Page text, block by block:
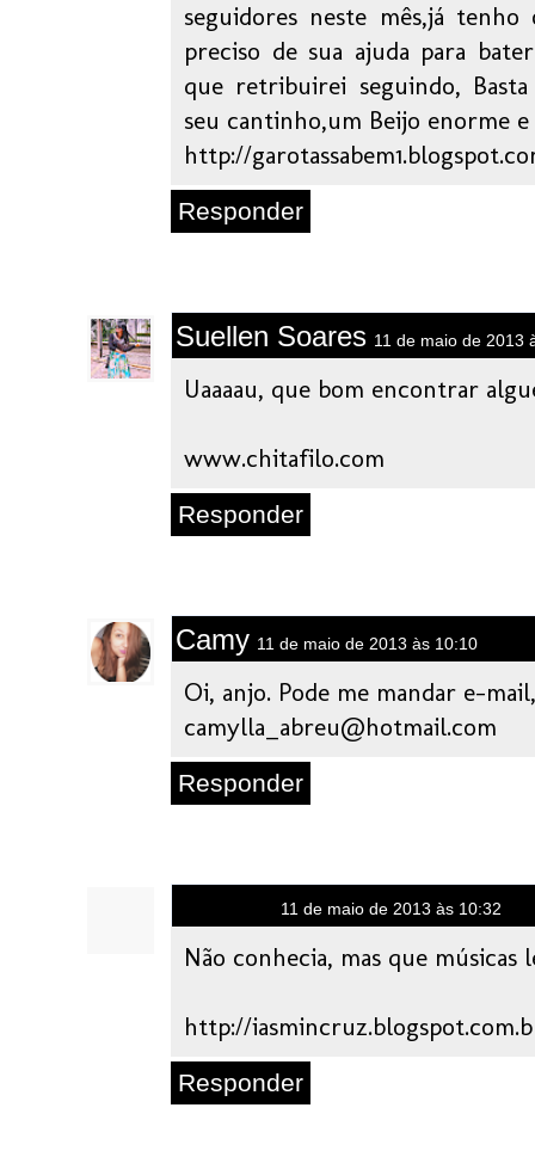
seguidores neste mês,já
preciso de sua ajuda para
que retribuirei seguindo,
seu cantinho,um Beijo enorme
http://
Responder
Suellen Soares 11 de maio de 2013
Uaaaau, que bom encontrar
www.chitafilo.com
Responder
Camy 11 de maio de 2013 às 10:10
Oi, anjo. Pode me mandar e-
camylla_abreu@hotmail.com
Responder
11 de maio de 2013 às 10:32
Não conhecia, mas que músicas
http://
Responder